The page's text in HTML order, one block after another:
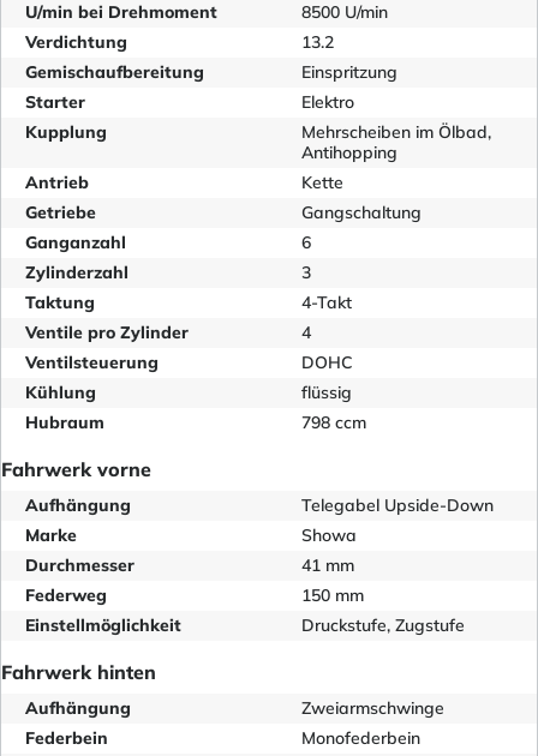
U/min bei Drehmoment
8500 U/min
Verdichtung
13.2
Gemischaufbereitung
Einspritzung
Starter
Elektro
Kupplung
Mehrscheiben im Ölbad,
Antihopping
Antrieb
Kette
Getriebe
Gangschaltung
Ganganzahl
6
Zylinderzahl
3
Taktung
4-Takt
Ventile pro Zylinder
4
Ventilsteuerung
DOHC
Kühlung
flüssig
Hubraum
798 ccm
Fahrwerk vorne
Aufhängung
Telegabel Upside-Down
Marke
Showa
Durchmesser
41 mm
Federweg
150 mm
Einstellmöglichkeit
Druckstufe, Zugstufe
Fahrwerk hinten
Aufhängung
Zweiarmschwinge
Federbein
Monofederbein